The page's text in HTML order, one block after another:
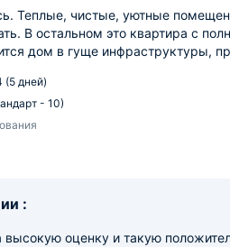
Теплые, чистые, уютные
В остальном это квартира с
дом в гуще инфраструктуры,
(5 дней)
- 10)
:
высокую оценку и такую